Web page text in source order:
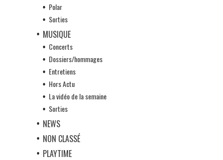
Polar
Sorties
MUSIQUE
Concerts
Dossiers/hommages
Entretiens
Hors Actu
La vidéo de la semaine
Sorties
NEWS
NON CLASSÉ
PLAYTIME